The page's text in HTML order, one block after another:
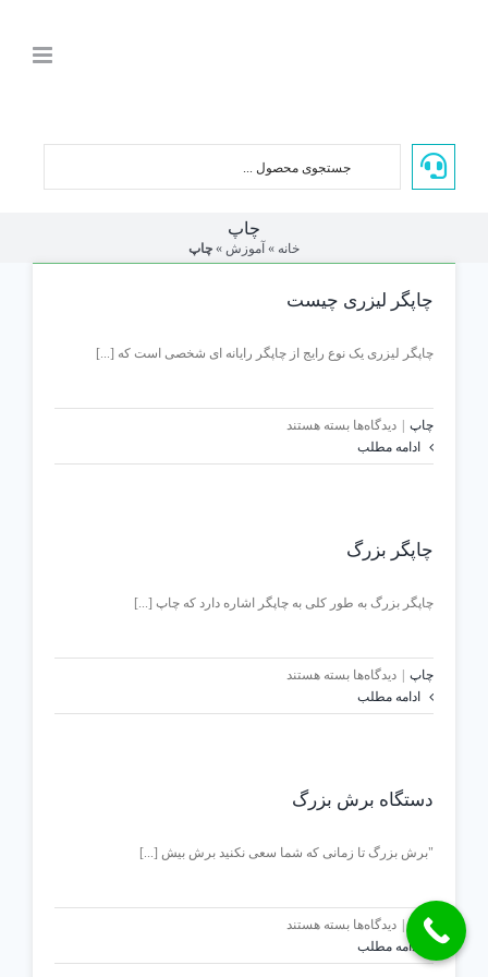
چاپ
خانه » آموزش » چاپ
چاپگر لیزری چیست
چاپگر لیزری یک نوع رایج از چاپگر رایانه ای شخصی است که [...]
چاپ دیدگاه‌ها برای
لیزری
بسته هستند
ادامه مطلب
چاپگر بزرگ
چاپگر بزرگ به طور کلی به چاپگر اشاره دارد که چاپ [...]
چاپ دیدگاه‌ها برای
بزرگ
بسته هستند
ادامه مطلب
دستگاه برش بزرگ
"برش بزرگ تا زمانی که شما سعی نکنید برش بیش [...]
چاپ دیدگاه‌ها برای
برش
بسته هستند
ادامه مطلب